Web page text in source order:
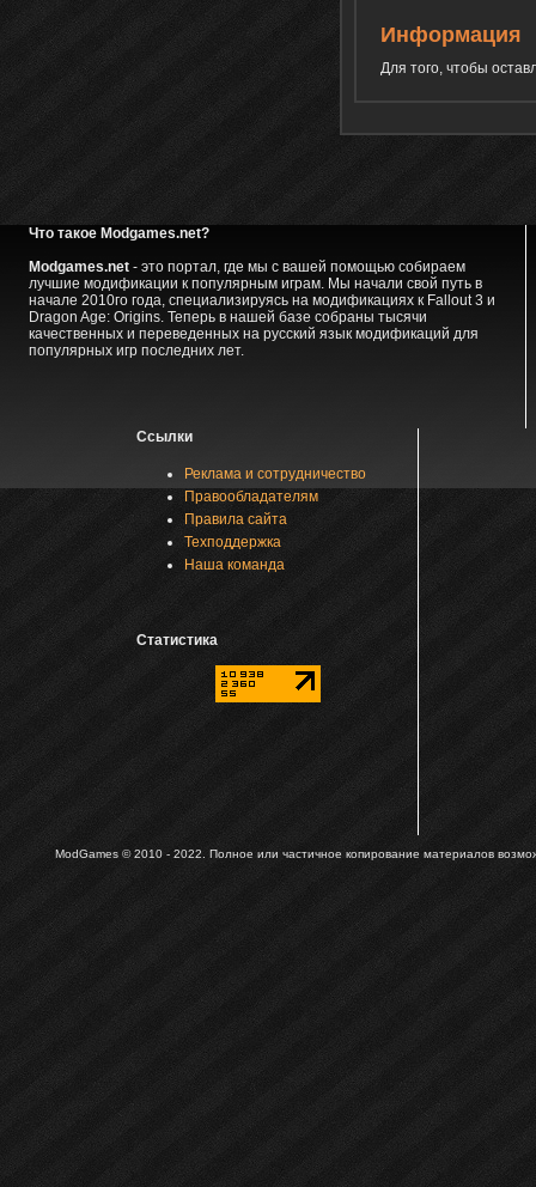
Информация
Для того, чтобы
Что такое Modgames.net?
Modgames.net- это портал, где мы с вашей помощью собираем
лучшие модификации к популярным играм. Мы начали свой путь в
начале 2010го года, специализируясь на модификациях к Fallout 3 и
Dragon Age: Origins. Теперь в нашей базе собраны тысячи
качественных и переведенных на русский язык модификаций для
популярных игр последних лет.
Ссылки
Реклама и сотрудничество
Правообладателям
Правила сайта
Техподдержка
Наша команда
Статистика
ModGames © 2010 - 2022. Полное или частичное копирование материалов